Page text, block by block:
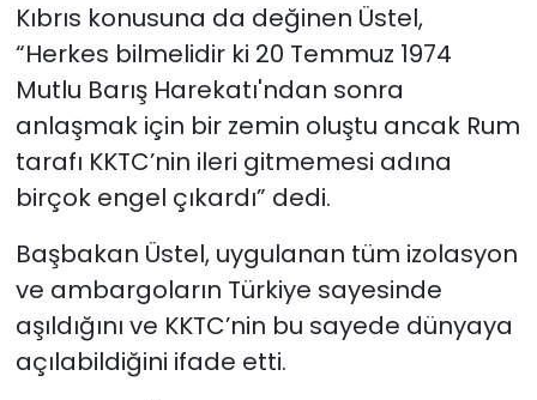
Kıbrıs konusuna da değinen Üstel,
“Herkes bilmelidir ki 20 Temmuz 1974
Mutlu Barış Harekatı'ndan sonra
anlaşmak için bir zemin oluştu ancak Rum
tarafı KKTC’nin ileri gitmemesi adına
birçok engel çıkardı” dedi.
Başbakan Üstel, uygulanan tüm izolasyon
ve ambargoların Türkiye sayesinde
aşıldığını ve KKTC’nin bu sayede dünyaya
açılabildiğini ifade etti.